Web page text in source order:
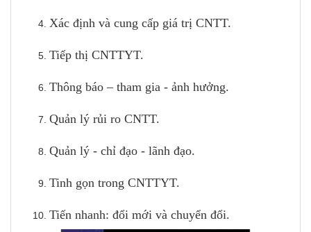
Xác định và cung cấp giá trị CNTT.
Tiếp thị CNTTYT.
Thông báo – tham gia - ảnh hưởng.
Quản lý rủi ro CNTT.
Quản lý - chỉ đạo - lãnh đạo.
Tinh gọn trong CNTTYT.
Tiến nhanh: đổi mới và chuyển đổi.